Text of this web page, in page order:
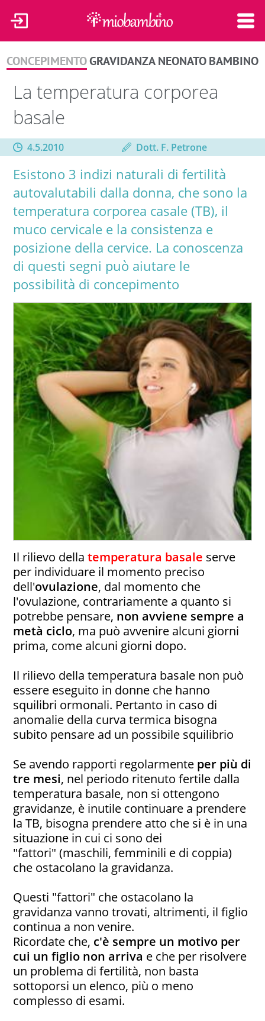
CONCEPIMENTOGRAVIDANZA NEONATO BAMBINO
La temperatura corporea
basale
4.5.2010 Dott. F. Petrone
Esistono 3 indizi naturali di fertilità
autovalutabili dalla donna, che sono la
temperatura corporea casale (TB), il
muco cervicale e la consistenza e
posizione della cervice. La conoscenza
di questi segni può aiutare le
possibilità di concepimento
Il rilievo della temperatura basale serve
per individuare il momento preciso
dell'ovulazione, dal momento che
l'ovulazione, contrariamente a quanto si
potrebbe pensare, non avviene sempre a
metà ciclo, ma può avvenire alcuni giorni
prima, come alcuni giorni dopo.
Il rilievo della temperatura basale non può
essere eseguito in donne che hanno
squilibri ormonali. Pertanto in caso di
anomalie della curva termica bisogna
subito pensare ad un possibile squilibrio
Se avendo rapporti regolarmente per più di
tre mesi, nel periodo ritenuto fertile dalla
temperatura basale, non si ottengono
gravidanze, è inutile continuare a prendere
la TB, bisogna prendere atto che si è in una
situazione in cui ci sono dei
"fattori" (maschili, femminili e di coppia)
che ostacolano la gravidanza.
Questi "fattori" che ostacolano la
gravidanza vanno trovati, altrimenti, il figlio
continua a non venire.
Ricordate che, c'è sempre un motivo per
cui un figlio non arriva e che per risolvere
un problema di fertilità, non basta
sottoporsi un elenco, più o meno
complesso di esami.